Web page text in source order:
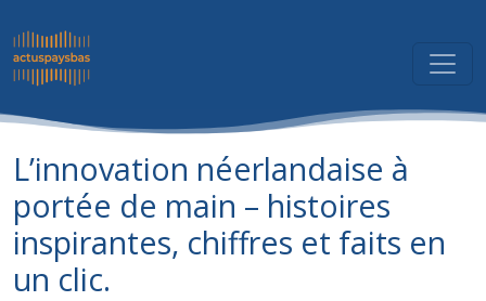
L’innovation néerlandaise à
portée de main – histoires
inspirantes, chiffres et faits en
un clic.